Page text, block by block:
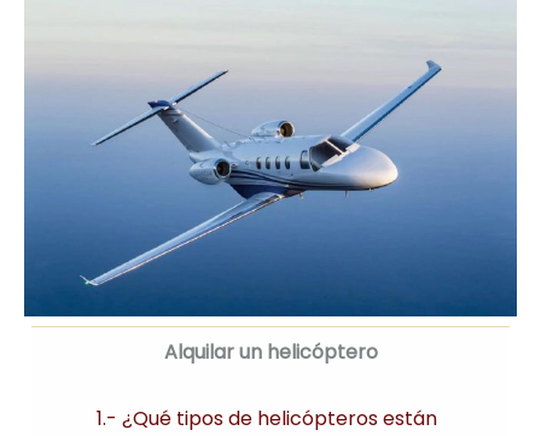
Alquilar un helicóptero
1.- ¿Qué tipos de helicópteros están